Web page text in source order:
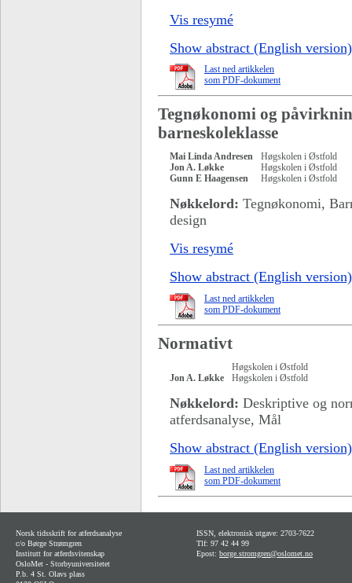
Vis resymé
Show abstract (English version)
Last ned artikkelen
som PDF-dokument
Tegnøkonomi og
barneskoleklasse
Mai Linda Andresen
Høgskolen i Østfold
Jon A. Løkke
Høgskolen i Østfold
Gunn E Haagensen
Høgskolen i Østfold
Nøkkelord: Tegnøkonomi,
design
Vis resymé
Show abstract (English version)
Last ned artikkelen
som PDF-dokument
Normativt
Høgskolen i Østfold
Jon A. Løkke
Høgskolen i Østfold
Nøkkelord: Deskriptive og
atferdsanalyse, Mål
Show abstract (English version)
Last ned artikkelen
som PDF-dokument
Norsk tidsskrift for atferdsanalyse
c/o Børge Strømgren
Institutt for atferdsvitenskap
OsloMet - Storbyuniversitetet
P.b. 4 St. Olavs plass
ISSN, elektronisk utgave: 2703-7622
Tlf: 97 42 44 99
Epost: borge.stromgren@oslomet.no